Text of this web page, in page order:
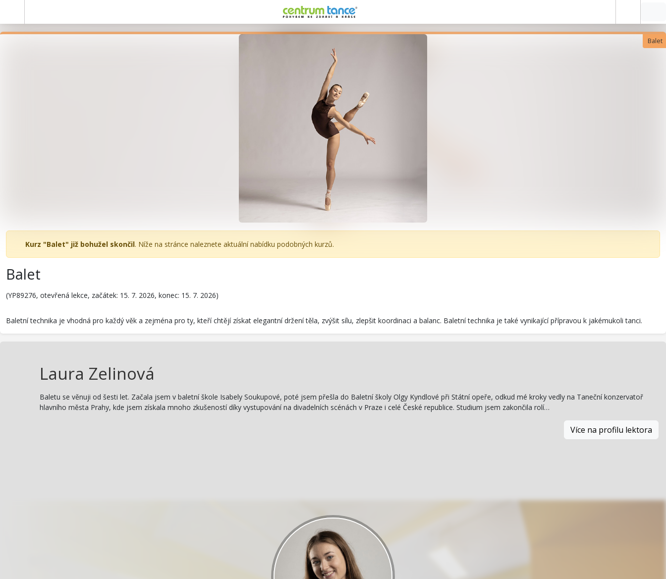
Balet
Kurz "Balet" již bohužel skončil. Níže na stránce naleznete aktuální nabídku podobných kurzů.
Balet
(YP89276, otevřená lekce, začátek: 15. 7. 2026, konec: 15. 7. 2026)
Baletní technika je vhodná pro každý věk a zejména pro ty, kteří chtějí získat elegantní držení těla, zvýšit sílu, zlepšit koordinaci a balanc. Baletní technika je také vynikající přípravou k jakémukoli tanci.
Laura Zelinová
Baletu se věnuji od šesti let. Začala jsem v baletní škole Isabely Soukupové, poté jsem přešla do Baletní školy Olgy Kyndlové při Státní opeře, odkud mé kroky vedly na Taneční konzervatoř
hlavního města Prahy, kde jsem získala mnoho zkušeností díky vystupování na divadelních scénách v Praze i celé České republice. Studium jsem zakončila rolí…
Více na profilu lektora